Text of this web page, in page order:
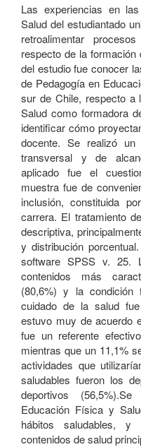
Las experiencias en
Salud del estudiantado
retroalimentar
respecto de la formación
del estudio fue conocer
de Pedagogía en
sur de Chile, respecto a
Salud como formadora
identificar cómo
docente. Se realizó un
transversal y de
aplicado fue el
muestra fue de
inclusión, constituida
carrera. El tratamiento
descriptiva,
y distribución
software SPSS v. 25.
contenidos más
(80,6%) y la condición
cuidado de la salud
estuvo muy de acuerdo
fue un referente
mientras que un 11,1%
actividades que
saludables fueron los
deportivos
Educación Física y
hábitos saludables, y
contenidos de salud